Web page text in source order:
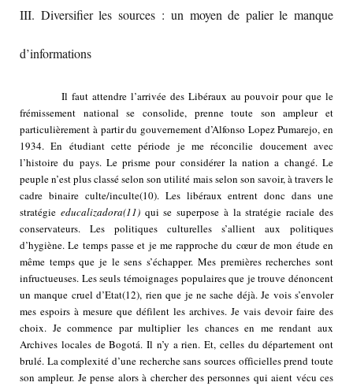
III. Diversifier les sources : un moyen de palier le manque
d’informations
Il faut attendre l’arrivée des Libéraux au pouvoir pour que le
frémissement national se consolide, prenne toute son ampleur et
particulièrement à partir du gouvernement d’Alfonso Lopez Pumarejo, en
1934. En étudiant cette période je me réconcilie doucement avec
l’histoire du pays. Le prisme pour considérer la nation a changé. Le
peuple n’est plus classé selon son utilité mais selon son savoir, à travers le
cadre binaire culte/inculte(10). Les libéraux entrent donc dans une
stratégie educalizadora(11)qui se superpose à la stratégie raciale des
conservateurs. Les politiques culturelles s’allient aux politiques
d’hygiène. Le temps passe et je me rapproche du cœur de mon étude en
même temps que je le sens s’échapper. Mes premières recherches sont
infructueuses. Les seuls témoignages populaires que je trouve dénoncent
un manque cruel d’Etat(12), rien que je ne sache déjà. Je vois s’envoler
mes espoirs à mesure que défilent les archives. Je vais devoir faire des
choix. Je commence par multiplier les chances en me rendant aux
Archives locales de Bogotá. Il n’y a rien. Et, celles du département ont
brulé. La complexité d’une recherche sans sources officielles prend toute
son ampleur. Je pense alors à chercher des personnes qui aient vécu ces